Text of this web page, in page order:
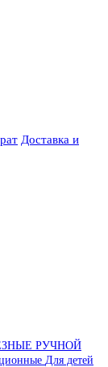
Доставка и
РУЧНОЙ
Для детей